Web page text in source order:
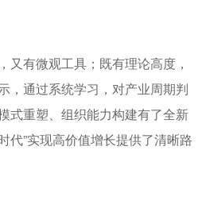
又有微观工具；既有理论高度，
，通过系统学习，对产业周期判
式重塑、组织能力构建有了全新
代”实现高价值增长提供了清晰路